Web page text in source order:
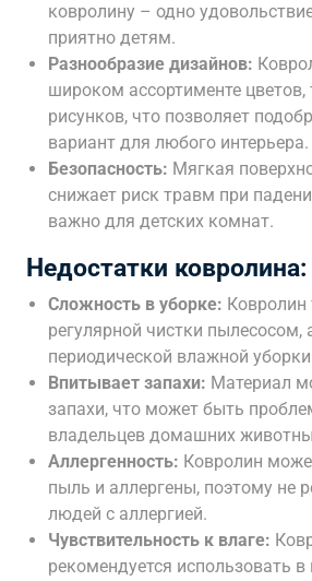
ковролину – одно
приятно детям.
Разнообразие дизайнов:
широком ассортименте цветов,
рисунков, что позволяет
вариант для любого интерьера.
Безопасность: Мягкая
снижает риск травм при
важно для детских комнат.
Недостатки ковролина:
Сложность в уборке: Ковролин
регулярной чистки пылесосом,
периодической влажной
Впитывает запахи: Материал
запахи, что может быть
владельцев домашних
Аллергенность: Ковролин
пыль и аллергены, поэтому не
людей с аллергией.
Чувствительность к влаге:
рекомендуется использовать